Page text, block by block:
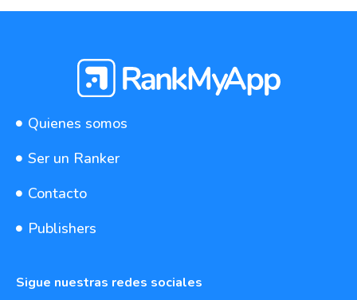
Quienes somos
Ser un Ranker
Contacto
Publishers
Sigue nuestras redes sociales